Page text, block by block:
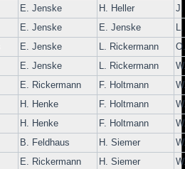
E. Jenske H. Heller
E. Jenske E. Jenske
E. Jenske L. Rickermann
E. Jenske L. Rickermann
E. Rickermann F. Holtmann
H. Henke F. Holtmann
H. Henke F. Holtmann
B. Feldhaus H. Siemer
E. Rickermann H. Siemer